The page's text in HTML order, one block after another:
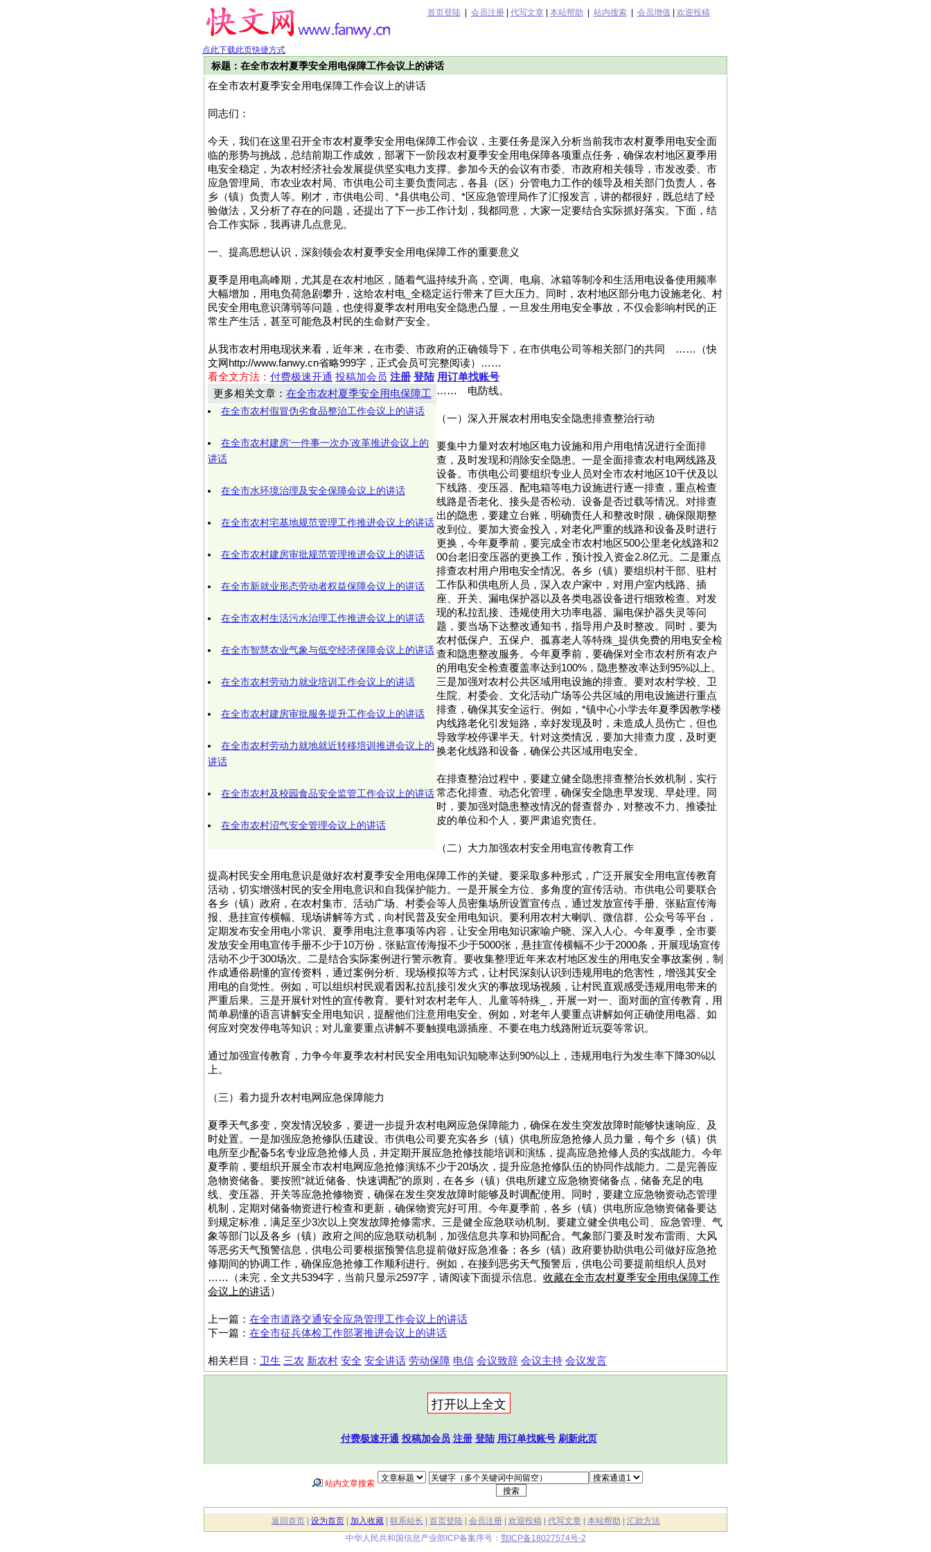
首页登陆| 会员注册| 代写文章| 本站帮助 站内搜索| 会员增值 欢迎投稿
点此下载此页快捷方式
标题：在全市农村夏季安全用电保障工作会议上的讲话
在全市农村夏季安全用电保障工作会议上的讲话
同志们：
今天，我们在这里召开全市农村夏季安全用电保障工作会议，主要任务是深入分析当前我市农村夏季用电安全面
临的形势与挑战，总结前期工作成效，部署下一阶段农村夏季安全用电保障各项重点任务，确保农村地区夏季用
电安全稳定，为农村经济社会发展提供坚实电力支撑。参加今天的会议有市委、市政府相关领导，市发改委、市
应急管理局、市农业农村局、市供电公司主要负责同志，各县（区）分管电力工作的领导及相关部门负责人，各
乡（镇）负责人等。刚才，市供电公司、*县供电公司、*区应急管理局作了汇报发言，讲的都很好，既总结了经
验做法，又分析了存在的问题，还提出了下一步工作计划，我都同意，大家一定要结合实际抓好落实。下面，结
合工作实际，我再讲几点意见。
一、提高思想认识，深刻领会农村夏季安全用电保障工作的重要意义
夏季是用电高峰期，尤其是在农村地区，随着气温持续升高，空调、电扇、冰箱等制冷和生活用电设备使用频率
大幅增加，用电负荷急剧攀升，这给农村电_全稳定运行带来了巨大压力。同时，农村地区部分电力设施老化、村
民安全用电意识薄弱等问题，也使得夏季农村用电安全隐患凸显，一旦发生用电安全事故，不仅会影响村民的正
常生产生活，甚至可能危及村民的生命财产安全。
从我市农村用电现状来看，近年来，在市委、市政府的正确领导下，在市供电公司等相关部门的共同 ……（快
文网http://www.fanwy.cn省略999字，正式会员可完整阅读）……
看全文方法： 付费极速开通 投稿加会员 注册 登陆 用订单找账号
……
更多相关文章： 在全市农村夏季安全用电保障工
在全市农村假冒伪劣食品整治工作会议上的讲话
在全市农村建房‘一件事一次办’改革推进会议上的
讲话
在全市水环境治理及安全保障会议上的讲话
在全市农村宅基地规范管理工作推进会议上的讲话
在全市农村建房审批规范管理推进会议上的讲话
在全市新就业形态劳动者权益保障会议上的讲话
在全市农村生活污水治理工作推进会议上的讲话
在全市智慧农业气象与低空经济保障会议上的讲话
在全市农村劳动力就业培训工作会议上的讲话
在全市农村建房审批服务提升工作会议上的讲话
在全市农村劳动力就地就近转移培训推进会议上的
讲话
在全市农村及校园食品安全监管工作会议上的讲话
在全市农村沼气安全管理会议上的讲话
电防线。
（一）深入开展农村用电安全隐患排查整治行动
要集中力量对农村地区电力设施和用户用电情况进行全面排
查，及时发现和消除安全隐患。一是全面排查农村电网线路及
设备。市供电公司要组织专业人员对全市农村地区10千伏及以
下线路、变压器、配电箱等电力设施进行逐一排查，重点检查
线路是否老化、接头是否松动、设备是否过载等情况。对排查
出的隐患，要建立台账，明确责任人和整改时限，确保限期整
改到位。要加大资金投入，对老化严重的线路和设备及时进行
更换，今年夏季前，要完成全市农村地区500公里老化线路和2
00台老旧变压器的更换工作，预计投入资金2.8亿元。二是重点
排查农村用户用电安全情况。各乡（镇）要组织村干部、驻村
工作队和供电所人员，深入农户家中，对用户室内线路、插
座、开关、漏电保护器以及各类电器设备进行细致检查。对发
现的私拉乱接、违规使用大功率电器、漏电保护器失灵等问
题，要当场下达整改通知书，指导用户及时整改。同时，要为
农村低保户、五保户、孤寡老人等特殊_提供免费的用电安全检
查和隐患整改服务。今年夏季前，要确保对全市农村所有农户
的用电安全检查覆盖率达到100%，隐患整改率达到95%以上。
三是加强对农村公共区域用电设施的排查。要对农村学校、卫
生院、村委会、文化活动广场等公共区域的用电设施进行重点
排查，确保其安全运行。例如，*镇中心小学去年夏季因教学楼
内线路老化引发短路，幸好发现及时，未造成人员伤亡，但也
导致学校停课半天。针对这类情况，要加大排查力度，及时更
换老化线路和设备，确保公共区域用电安全。
在排查整治过程中，要建立健全隐患排查整治长效机制，实行
常态化排查、动态化管理，确保安全隐患早发现、早处理。同
时，要加强对隐患整改情况的督查督办，对整改不力、推诿扯
皮的单位和个人，要严肃追究责任。
（二）大力加强农村安全用电宣传教育工作
提高村民安全用电意识是做好农村夏季安全用电保障工作的关键。要采取多种形式，广泛开展安全用电宣传教育
活动，切实增强村民的安全用电意识和自我保护能力。一是开展全方位、多角度的宣传活动。市供电公司要联合
各乡（镇）政府，在农村集市、活动广场、村委会等人员密集场所设置宣传点，通过发放宣传手册、张贴宣传海
报、悬挂宣传横幅、现场讲解等方式，向村民普及安全用电知识。要利用农村大喇叭、微信群、公众号等平台，
定期发布安全用电小常识、夏季用电注意事项等内容，让安全用电知识家喻户晓、深入人心。今年夏季，全市要
发放安全用电宣传手册不少于10万份，张贴宣传海报不少于5000张，悬挂宣传横幅不少于2000条，开展现场宣传
活动不少于300场次。二是结合实际案例进行警示教育。要收集整理近年来农村地区发生的用电安全事故案例，制
作成通俗易懂的宣传资料，通过案例分析、现场模拟等方式，让村民深刻认识到违规用电的危害性，增强其安全
用电的自觉性。例如，可以组织村民观看因私拉乱接引发火灾的事故现场视频，让村民直观感受违规用电带来的
严重后果。三是开展针对性的宣传教育。要针对农村老年人、儿童等特殊_，开展一对一、面对面的宣传教育，用
简单易懂的语言讲解安全用电知识，提醒他们注意用电安全。例如，对老年人要重点讲解如何正确使用电器、如
何应对突发停电等知识；对儿童要重点讲解不要触摸电源插座、不要在电力线路附近玩耍等常识。
通过加强宣传教育，力争今年夏季农村村民安全用电知识知晓率达到90%以上，违规用电行为发生率下降30%以
上。
（三）着力提升农村电网应急保障能力
夏季天气多变，突发情况较多，要进一步提升农村电网应急保障能力，确保在发生突发故障时能够快速响应、及
时处置。一是加强应急抢修队伍建设。市供电公司要充实各乡（镇）供电所应急抢修人员力量，每个乡（镇）供
电所至少配备5名专业应急抢修人员，并定期开展应急抢修技能培训和演练，提高应急抢修人员的实战能力。今年
夏季前，要组织开展全市农村电网应急抢修演练不少于20场次，提升应急抢修队伍的协同作战能力。二是完善应
急物资储备。要按照“就近储备、快速调配”的原则，在各乡（镇）供电所建立应急物资储备点，储备充足的电
线、变压器、开关等应急抢修物资，确保在发生突发故障时能够及时调配使用。同时，要建立应急物资动态管理
机制，定期对储备物资进行检查和更新，确保物资完好可用。今年夏季前，各乡（镇）供电所应急物资储备要达
到规定标准，满足至少3次以上突发故障抢修需求。三是健全应急联动机制。要建立健全供电公司、应急管理、气
象等部门以及各乡（镇）政府之间的应急联动机制，加强信息共享和协同配合。气象部门要及时发布雷雨、大风
等恶劣天气预警信息，供电公司要根据预警信息提前做好应急准备；各乡（镇）政府要协助供电公司做好应急抢
修期间的协调工作，确保应急抢修工作顺利进行。例如，在接到恶劣天气预警后，供电公司要提前组织人员对
……（未完，全文共5394字，当前只显示2597字，请阅读下面提示信息。 收藏在全市农村夏季安全用电保障工作
会议上的讲话）
上一篇： 在全市道路交通安全应急管理工作会议上的讲话
下一篇： 在全市征兵体检工作部署推进会议上的讲话
相关栏目： 卫生 三农 新农村 安全 安全讲话 劳动保障 电信 会议致辞 会议主持 会议发言
付费极速开通 投稿加会员 注册 登陆 用订单找账号 刷新此页
站内文章搜索
返回首页| 设为首页| 加入收藏| 联系站长 首页登陆| 会员注册| 欢迎投稿 代写文章| 本站帮助
汇款方法
中华人民共和国信息产业部ICP备案序号： 鄂ICP备18027574号-2